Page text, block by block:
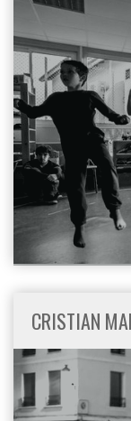
CRISTIAN